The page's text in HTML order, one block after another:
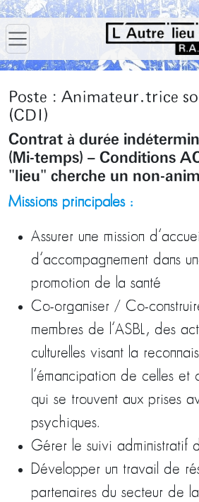
Poste : Animateur.trice
(CDI)
Contrat à durée
(Mi-temps) – Conditions
"lieu" cherche un non-
Missions principales :
Assurer une mission
d’accompagnement dans
promotion de la santé
Co-organiser / Co-
membres de l’ASBL, des
culturelles visant la
l’émancipation de celles et
qui se trouvent aux prises
psychiques.
Gérer le suivi administratif
Développer un travail de
partenaires du secteur de